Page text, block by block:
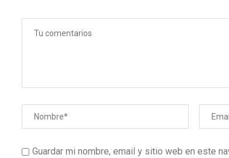
Guardar mi nombre, email y sitio web en este